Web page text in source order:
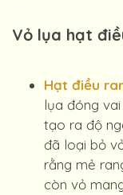
Vỏ lụa hạt
Hạt điều
lụa đóng
tạo ra độ
đã loại bỏ
rằng mẻ
còn vỏ